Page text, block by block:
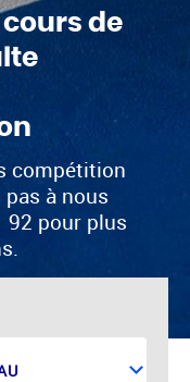
de
compétition
à nous
92 pour plus